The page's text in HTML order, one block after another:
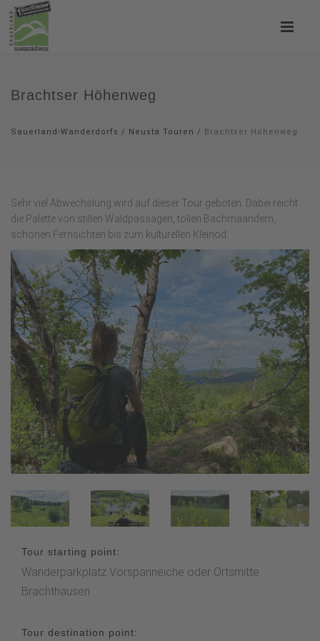
Brachtser Höhenweg
Sauerland-Wanderdorfs / Neusta Touren / Brachtser Höhenweg
Sehr viel Abwechslung wird auf dieser Tour geboten. Dabei reicht
die Palette von stillen Waldpassagen, tollen Bachmäandern,
schönen Fernsichten bis zum kulturellen Kleinod.
Tour starting point:
Wanderparkplatz Vorspanneiche oder Ortsmitte
Brachthausen
Tour destination point: